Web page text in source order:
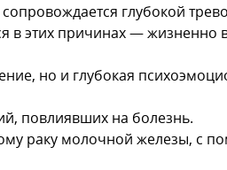
глубокой
этих причинах —
но и глубокая
повлиявших на болезнь.
раку молочной железы, с